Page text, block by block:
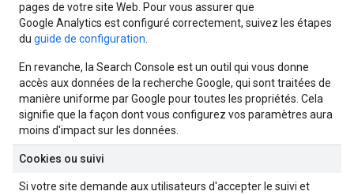
pages de votre site Web. Pour vous assurer que
Google Analytics est configuré correctement, suivez les étapes
du guide de configuration.
En revanche, la Search Console est un outil qui vous donne
accès aux données de la recherche Google, qui sont traitées de
manière uniforme par Google pour toutes les propriétés. Cela
signifie que la façon dont vous configurez vos paramètres aura
moins d'impact sur les données.
Cookies ou suivi
Si votre site demande aux utilisateurs d'accepter le suivi et